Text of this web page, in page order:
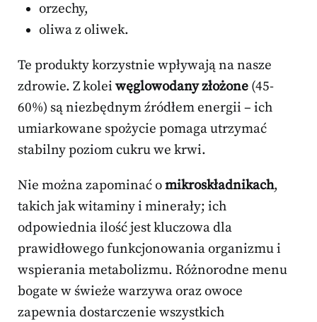
orzechy,
oliwa z oliwek.
Te produkty korzystnie wpływają na nasze
zdrowie. Z kolei węglowodany złożone (45-
60%) są niezbędnym źródłem energii – ich
umiarkowane spożycie pomaga utrzymać
stabilny poziom cukru we krwi.
Nie można zapominać omikroskładnikach,
takich jak witaminy i minerały; ich
odpowiednia ilość jest kluczowa dla
prawidłowego funkcjonowania organizmu i
wspierania metabolizmu. Różnorodne menu
bogate w świeże warzywa oraz owoce
zapewnia dostarczenie wszystkich